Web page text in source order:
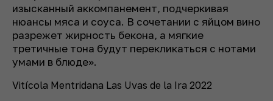
изысканный аккомпанемент, подчеркивая
нюансы мяса и соуса. В сочетании с яйцом вино
разрежет жирность бекона, а мягкие
третичные тона будут перекликаться с нотами
умами в блюде».
Vitícola Mentridana Las Uvas de la Ira 2022